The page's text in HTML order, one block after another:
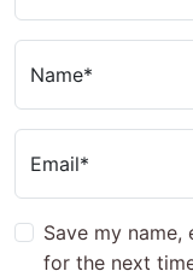
Name*
Email*
Save my
for the next